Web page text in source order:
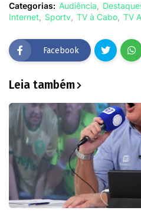
Categorias: Audiência
Internet
Sportv TV à Cabo TV
Facebook
Leia também